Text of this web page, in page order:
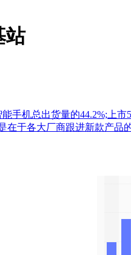
站
手机总出货量的44.2%;上
在于各大厂商跟进新款产